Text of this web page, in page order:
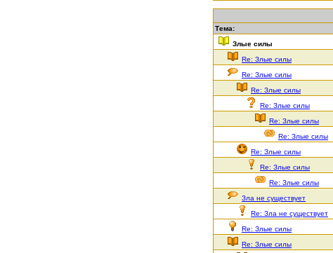
Тема:
Злые силы
Re: Злые силы
Re: Злые силы
Re: Злые силы
Re: Злые силы
Re: Злые силы
Re: Злые силы
Re: Злые силы
Re: Злые силы
Re: Злые силы
Зла не существует
Re: Зла не существует
Re: Злые силы
Re: Злые силы